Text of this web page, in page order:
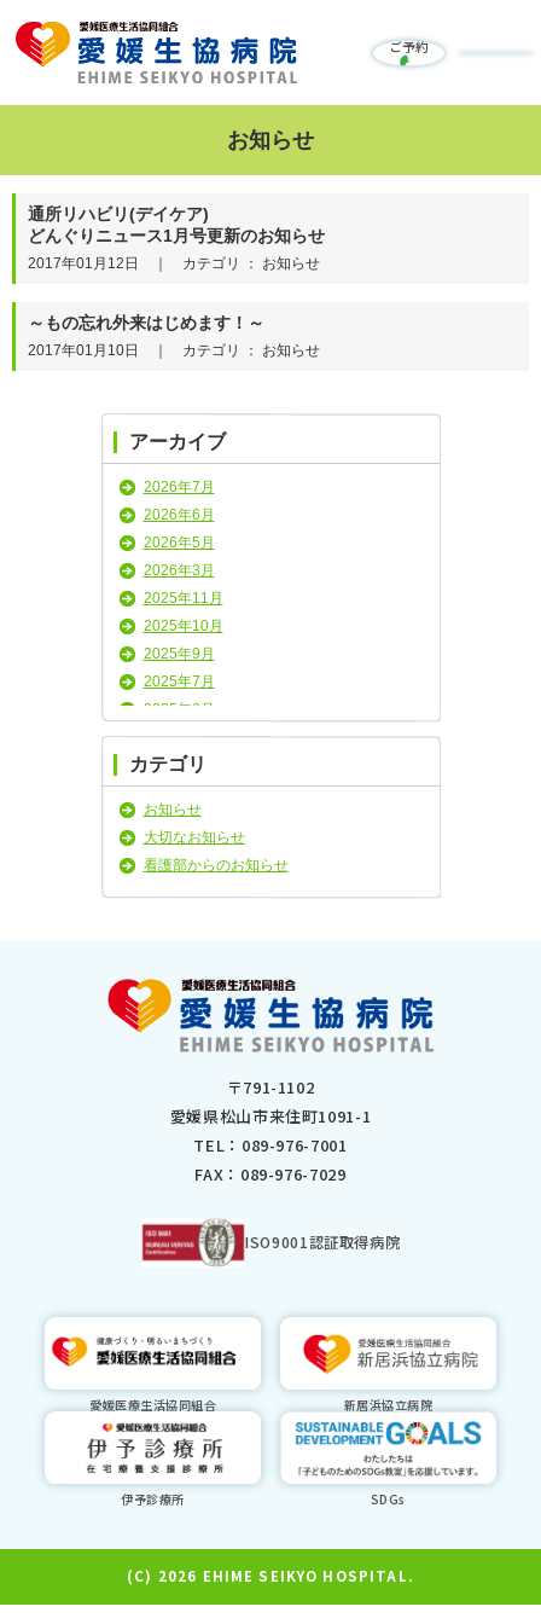
ご予約
お知らせ
通所リハビリ(デイケア)
どんぐりニュース1月号更新のお知らせ
2017年01月12日 ｜ カテゴリ ： お知らせ
～もの忘れ外来はじめます！～
2017年01月10日 ｜ カテゴリ ： お知らせ
アーカイブ
2026年7月
2026年6月
2026年5月
2026年3月
2025年11月
2025年10月
2025年9月
2025年7月
2025年6月
2025年5月
2025年4月
2025年2月
2025年1月
2024年11月
2024年7月
2024年6月
2024年5月
2024年2月
2024年1月
2023年12月
2023年10月
2023年9月
2023年7月
2023年6月
2023年3月
2023年2月
2023年1月
2022年12月
2022年9月
カテゴリ
お知らせ
大切なお知らせ
看護部からのお知らせ
〒791-1102
愛媛県松山市来住町1091-1
TEL： 089-976-7001
FAX：089-976-7029
ISO9001認証取得病院
愛媛医療生活協同組合 新居浜協立病院
伊予診療所 SDGs
(C) 2026 EHIME SEIKYO HOSPITAL.